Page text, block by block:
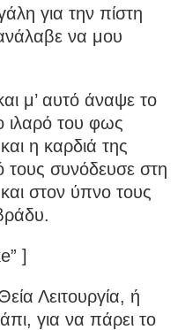
για την πίστη
να μου
μ’ αυτό άναψε το
ιλαρό του φως
η καρδιά της
τους συνόδευσε στη
στον ύπνο τους
]
Λειτουργία, ή
για να πάρει το